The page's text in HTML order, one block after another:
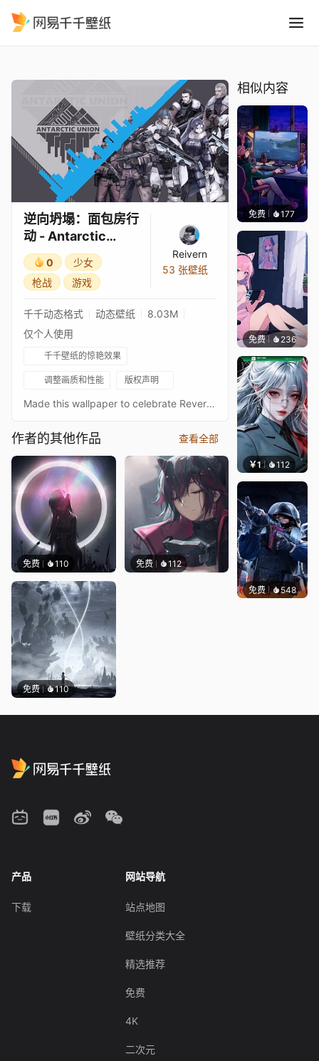
逆向坍塌：面包房行
动 - Antarctic
Union (Parallax)
0
少女
枪战
游戏
Reivern
53 张壁纸
千千动态格式 动态壁纸
8.03M
仅个人使用
千千壁纸的惊艳效果
调整画质和性能 版权声明
Made this wallpaper to celebrate Reverse Collapse release date announcement. This is based on a screenshot from the old dev stream a long time ago when the game was first revealed.URNC version here:https://steamcommunity.com/sharedfiles/filedetails/?id=3340830645 Customizable Properties: Audio Response Toggle Parallax Toggle Mouse Delay Slider Camera Zoom Slider Logo Distortion Display Toggle Background Music: Girls' Frontline OST - NIHILISM.B Link to Steam page: Reverse Collapse: Code Name Bakery Game releases on March 22, mark your calendars!Tags:#少女前線 #少女前线 #소녀전선 #ドールズフロントライン
作者的其他作品 查看全部
免费 110 免费 112
免费 110
相似内容
免费 177
免费 236好看
￥1 112 宅婳氏
免费 548小鬼
产品
下载
网站导航
站点地图
壁纸分类大全
精选推荐
免费
4K
二次元